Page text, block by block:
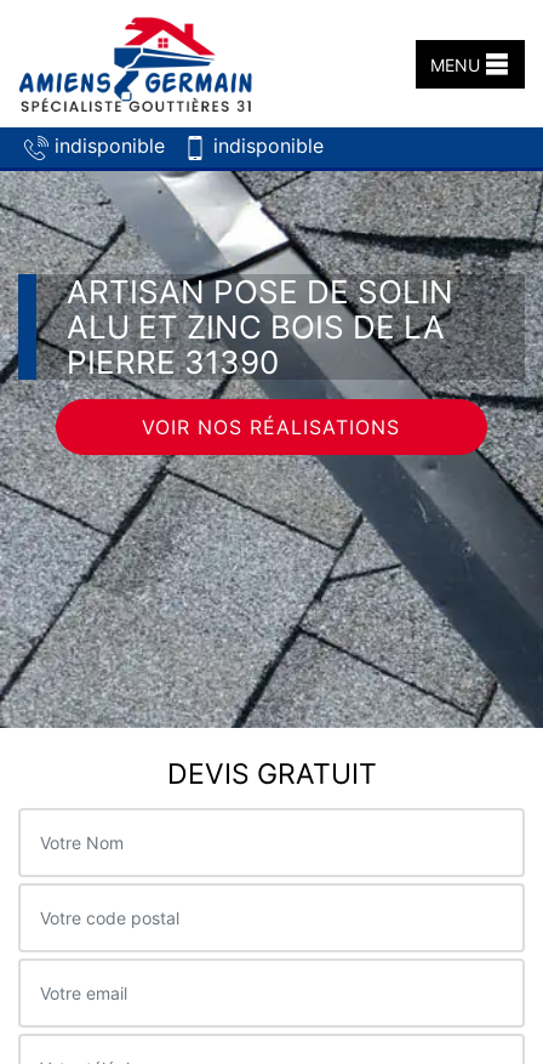
indisponible indisponible
MENU
ARTISAN POSE DE SOLIN
ALU ET ZINC BOIS DE LA
PIERRE 31390
VOIR NOS RÉALISATIONS
DEVIS GRATUIT